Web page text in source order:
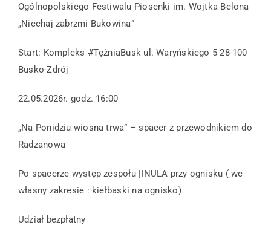
Ogólnopolskiego Festiwalu Piosenki im. Wojtka Belona
„Niechaj zabrzmi Bukowina”
Start: Kompleks #TężniaBusk ul. Waryńskiego 5 28-100
Busko-Zdrój
22.05.2026r. godz. 16:00
„Na Ponidziu wiosna trwa” – spacer z przewodnikiem do
Radzanowa
Po spacerze występ zespołu |INULA przy ognisku ( we
własny zakresie : kiełbaski na ognisko)
Udział bezpłatny